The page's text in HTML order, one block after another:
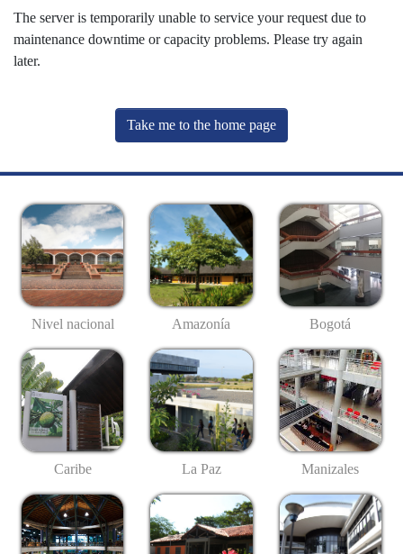
The server is temporarily unable to service your request due to
maintenance downtime or capacity problems. Please try again
later.
Take me to the home page
Nivel nacional Amazonía Bogotá
Caribe La Paz Manizales